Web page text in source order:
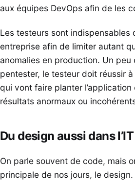
aux équipes DevOps afin de les
Les testeurs sont indispensables
entreprise afin de limiter autant
anomalies en production. Un peu
pentester, le testeur doit réussir
qui vont faire planter
résultats anormaux ou
Du design aussi dans l’IT
On parle souvent de code, mais
principale de nos jours, le design.